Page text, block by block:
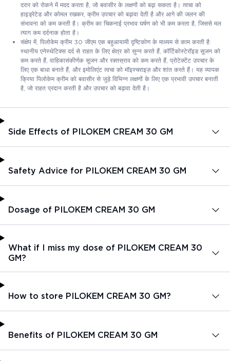
दरार को रोकने में मदद करता है, जो बवासीर के लक्षणों को बढ़ा सकता है। त्वचा को
हाइड्रेटेड और कोमल रखकर, क्रीम उपचार को बढ़ावा देती है और आगे की जलन की
संभावना को कम करती है। क्रीम का चिकनाई प्रभाव घर्षण को भी कम करता है, जिससे मल
त्याग कम दर्दनाक होता है।
संक्षेप में, पिलोकेम क्रीम 30 जीएम एक बहुआयामी दृष्टिकोण के माध्यम से काम करती है:
स्थानीय एनेस्थेटिक्स दर्द से राहत के लिए क्षेत्र को सुन्न करते हैं, कॉर्टिकोस्टेरॉइड सूजन को
कम करते हैं, वाहिकासंकीर्णक सूजन और रक्तस्राव को कम करते हैं, प्रोटेक्टेंट उपचार के
लिए एक बाधा बनाते हैं, और इमोलिएंट त्वचा को मॉइस्चराइज़ और शांत करते हैं। यह व्यापक
क्रिया पिलोकेम क्रीम को बवासीर से जुड़े विभिन्न लक्षणों के लिए एक प्रभावी उपचार बनाती
है, जो राहत प्रदान करती है और उपचार को बढ़ावा देती है।
Side Effects of PILOKEM CREAM 30 GM
Safety Advice for PILOKEM CREAM 30 GM
Dosage of PILOKEM CREAM 30 GM
What if I miss my dose of PILOKEM CREAM 30
GM?
How to store PILOKEM CREAM 30 GM?
Benefits of PILOKEM CREAM 30 GM